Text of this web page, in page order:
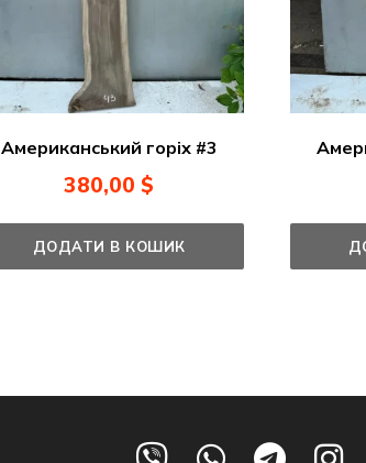
Американський горіх #3
380,00$
ДОДАТИ В КОШИК